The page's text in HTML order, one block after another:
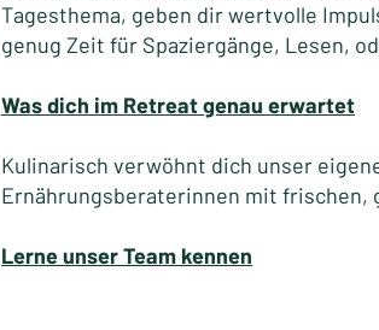
Tagesthema, geben dir wertvolle
genug Zeit für Spaziergänge, Lesen,
Was dich im Retreat genau erwartet
Kulinarisch verwöhnt dich unser
Ernährungsberaterinnen mit frischen,
Lerne unser Team kennen